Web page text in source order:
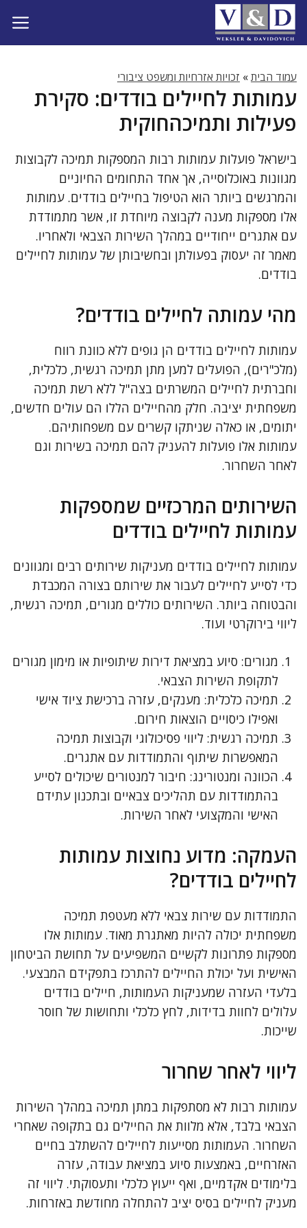
לדלג
לתוכן
עמוד הבית» זכויות אזרחיות ומשפט ציבורי
עמותות לחיילים בודדים: סקירת
פעילות ותמיכהחוקית
בישראל פועלות עמותות רבות המספקות תמיכה לקבוצות
מגוונות באוכלוסייה, אך אחד התחומים החיוניים
והמרגשים ביותר הוא הטיפול בחיילים בודדים. עמותות
אלו מספקות מענה לקבוצה מיוחדת זו, אשר מתמודדת
עם אתגרים ייחודיים במהלך השירות הצבאי ולאחריו.
מאמר זה יעסוק בפעולתן ובחשיבותן של עמותות לחיילים
בודדים.
מהי עמותה לחיילים בודדים?
עמותות לחיילים בודדים הן גופים ללא כוונת רווח
(מלכ"רים), הפועלים למען מתן תמיכה רגשית, כלכלית,
וחברתית לחיילים המשרתים בצה"ל ללא רשת תמיכה
משפחתית יציבה. חלק מהחיילים הללו הם עולים חדשים,
יתומים, או כאלה שניתקו קשרים עם משפחותיהם.
עמותות אלו פועלות להעניק להם תמיכה בשירות וגם
לאחר השחרור.
השירותים המרכזיים שמספקות
עמותות לחיילים בודדים
עמותות לחיילים בודדים מעניקות שירותים רבים ומגוונים
כדי לסייע לחיילים לעבור את שירותם בצורה המכבדת
והבטוחה ביותר. השירותים כוללים מגורים, תמיכה רגשית,
ליווי בירוקרטי ועוד.
מגורים: סיוע במציאת דירות שיתופיות או מימון מגורים
לתקופת השירות הצבאי.
תמיכה כלכלית: מענקים, עזרה ברכישת ציוד אישי
ואפילו כיסויים הוצאות חירום.
תמיכה רגשית: ליווי פסיכולוגי וקבוצות תמיכה
המאפשרות שיתוף והתמודדות עם אתגרים.
הכוונה ומנטורינג: חיבור למנטורים שיכולים לסייע
בהתמודדות עם תהליכים צבאיים ובתכנון עתידם
האישי והמקצועי לאחר השירות.
העמקה: מדוע נחוצות עמותות
לחיילים בודדים?
התמודדות עם שירות צבאי ללא מעטפת תמיכה
משפחתית יכולה להיות מאתגרת מאוד. עמותות אלו
מספקות פתרונות לקשיים המשפיעים על תחושת הביטחון
האישית ועל יכולת החיילים להתרכז בתפקידם המבצעי.
בלעדי העזרה שמעניקות העמותות, חיילים בודדים
עלולים לחוות בדידות, לחץ כלכלי ותחושות של חוסר
שייכות.
ליווי לאחר שחרור
עמותות רבות לא מסתפקות במתן תמיכה במהלך השירות
הצבאי בלבד, אלא מלוות את החיילים גם בתקופה שאחרי
השחרור. העמותות מסייעות לחיילים להשתלב בחיים
האזרחיים, באמצעות סיוע במציאת עבודה, עזרה
בלימודים אקדמיים, ואף ייעוץ כלכלי ותעסוקתי. ליווי זה
מעניק לחיילים בסיס יציב להתחלה מחודשת באזרחות.